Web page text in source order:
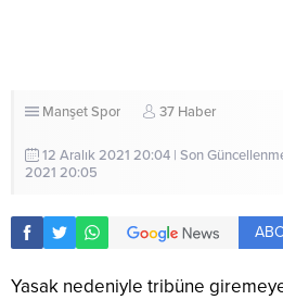
ManşetSpor 37 Haber
12 Aralık 2021 20:04 | Son
2021 20:05
Yasak nedeniyle tribüne